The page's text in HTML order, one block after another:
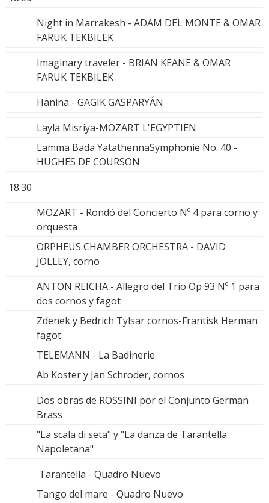
Night in Marrakesh - ADAM DEL MONTE & OMAR
FARUK TEKBILEK
Imaginary traveler - BRIAN KEANE & OMAR
FARUK TEKBILEK
Hanina - GAGIK GASPARYÁN
Layla Misriya-MOZART L'EGYPTIEN
Lamma Bada YatathennaSymphonie No. 40 -
HUGHES DE COURSON
18.30
MOZART - Rondó del Concierto Nº 4 para corno y
orquesta
ORPHEUS CHAMBER ORCHESTRA - DAVID
JOLLEY, corno
ANTON REICHA - Allegro del Trio Op 93 Nº 1 para
dos cornos y fagot
Zdenek y Bedrich Tylsar cornos-Frantisk Herman
fagot
TELEMANN - La Badinerie
Ab Koster y Jan Schroder, cornos
Dos obras de ROSSINI por el Conjunto German
Brass
"La scala di seta" y "La danza de Tarantella
Napoletana"
Tarantella - Quadro Nuevo
Tango del mare - Quadro Nuevo